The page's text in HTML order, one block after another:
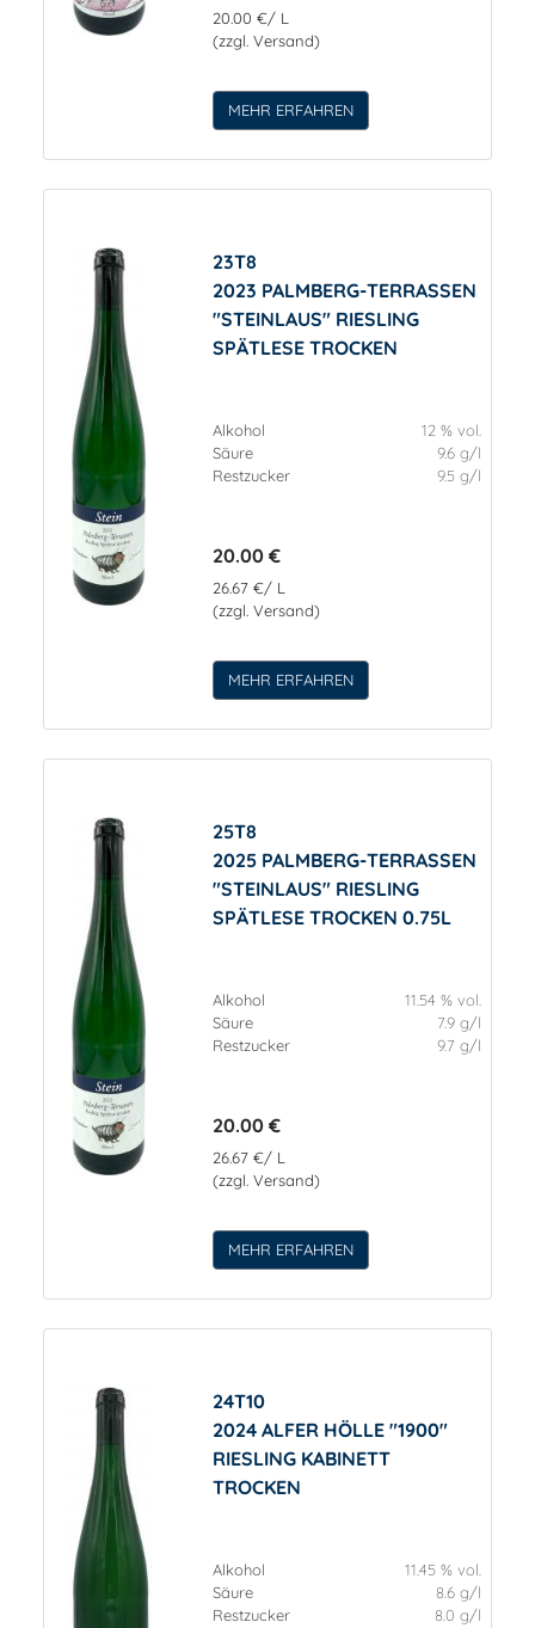
20.00 €/ L
(zzgl. Versand)
MEHR ERFAHREN
23T8
2023 PALMBERG-TERRASSEN
"STEINLAUS" RIESLING
SPÄTLESE TROCKEN
Alkohol
12 % vol.
Säure
9.6 g/l
Restzucker
9.5 g/l
20.00 €
26.67 €/ L
(zzgl. Versand)
MEHR ERFAHREN
25T8
2025 PALMBERG-TERRASSEN
"STEINLAUS" RIESLING
SPÄTLESE TROCKEN 0.75L
Alkohol
11.54 % vol.
Säure
7.9 g/l
Restzucker
9.7 g/l
20.00 €
26.67 €/ L
(zzgl. Versand)
MEHR ERFAHREN
24T10
2024 ALFER HÖLLE "1900"
RIESLING KABINETT
TROCKEN
Alkohol
11.45 % vol.
Säure
8.6 g/l
Restzucker
8.0 g/l